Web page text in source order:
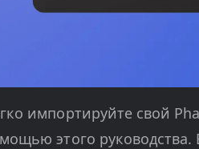
импортируйте свой
этого руководства.